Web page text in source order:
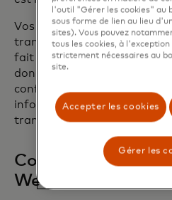
Vos donnees de transaction
transmises ni enregistrE!es.
fait l'objet d'un encodage
donnees de la transaction
confidentielles et securisees,
informations de La carte ne
transmises au commençant.
Comment payer
Wearable ?
l'outil "Gérer les cookies" au
sous forme de lien au lieu
sites). Vous pouvez
tous les cookies, à l'exception
strictement nécessaires au
site.
Accepter les cookies
Gérer les